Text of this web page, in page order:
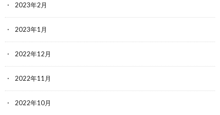
2023年2月
2023年1月
2022年12月
2022年11月
2022年10月